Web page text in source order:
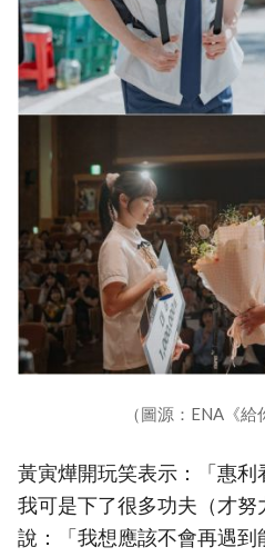
（圖源：ENA《給
黃寅燁開玩笑表示：「惠
我可是下了很多功夫（才
說：「我想應該不會再遇